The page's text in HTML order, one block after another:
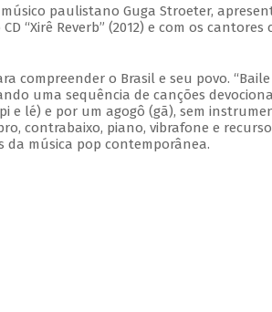
paulistano Guga Stroeter,
“Xirê Reverb” (2012) e com os
compreender o Brasil e seu povo. “Baile
uma sequência de canções
e lé) e por um agogô (gã), sem
contrabaixo, piano, vibrafone e
da música pop contemporânea.